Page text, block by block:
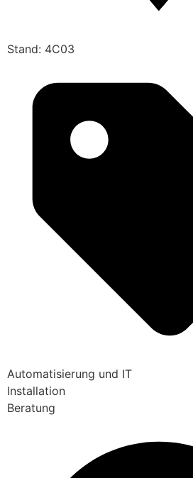
Stand: 4C03
Automatisierung und IT
Installation
Beratung